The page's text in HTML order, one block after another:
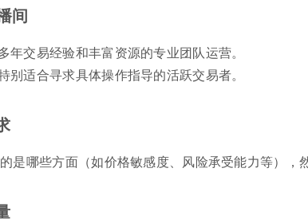
间
年交易经验和丰富资源的专业团队运营。
别适合寻求具体操作指导的活跃交易者。
是哪些方面（如价格敏感度、风险承受能力等），